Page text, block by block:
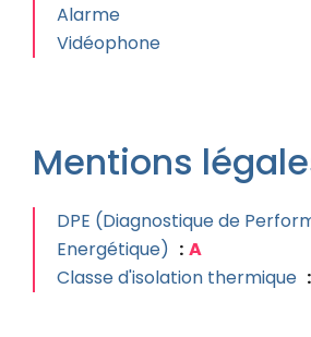
Alarme
Vidéophone
Mentions
DPE (Diagnostique de
Energétique)
A
Classe d'isolation thermique